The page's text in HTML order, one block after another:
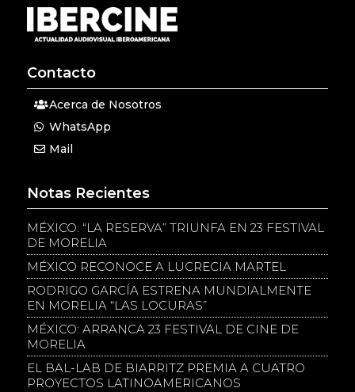
Contacto
Acerca de Nosotros
WhatsApp
Mail
Notas Recientes
MÉXICO: “LA RESERVA” TRIUNFA EN 23 FESTIVAL
DE MORELIA
MÉXICO RECONOCE A LUCRECIA MARTEL
RODRIGO GARCÍA ESTRENA MUNDIALMENTE
EN MORELIA “LAS LOCURAS”
MÉXICO: ARRANCA 23 FESTIVAL DE CINE DE
MORELIA
EL BAL-LAB DE BIARRITZ PREMIA A CUATRO
PROYECTOS LATINOAMERICANOS